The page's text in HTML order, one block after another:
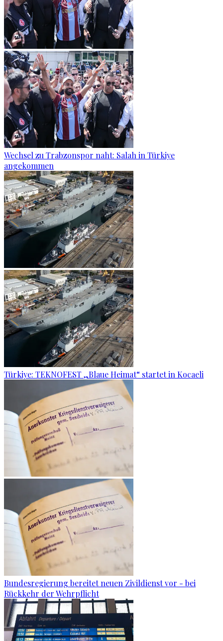
Wechsel zu Trabzonspor naht: Salah in Türkiye
angekommen
Türkiye: TEKNOFEST „Blaue Heimat“ startet in Kocaeli
Bundesregierung bereitet neuen Zivildienst vor - bei
Rückkehr der Wehrpflicht